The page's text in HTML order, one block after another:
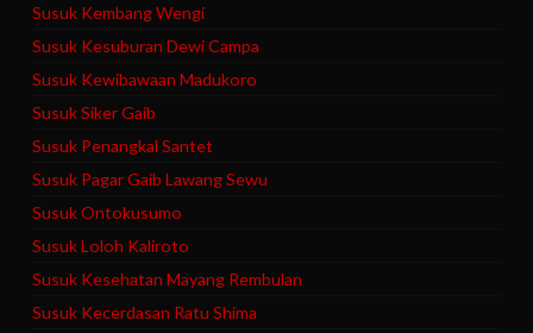
Susuk Kembang Wengi
Susuk Kesuburan Dewi Campa
Susuk Kewibawaan Madukoro
Susuk Siker Gaib
Susuk Penangkal Santet
Susuk Pagar Gaib Lawang Sewu
Susuk Ontokusumo
Susuk Loloh Kaliroto
Susuk Kesehatan Mayang Rembulan
Susuk Kecerdasan Ratu Shima